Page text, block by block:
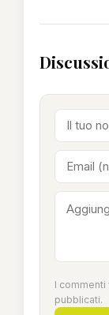
I
pubblicati.